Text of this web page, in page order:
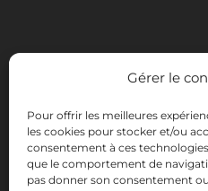
Gérer le
Pour offrir les meilleures
les cookies pour stocker et/ou
consentement à ces
que le comportement de
pas donner son consentement
INSTITUTO
qualité des